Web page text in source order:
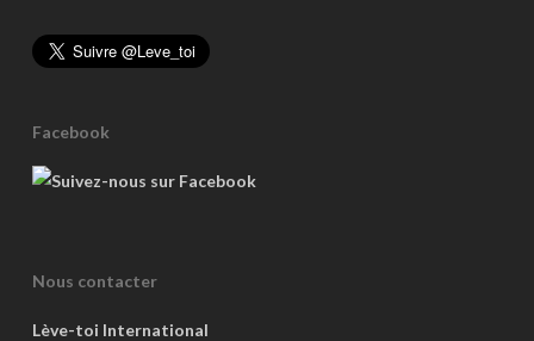
Facebook
Nous contacter
Lève-toi International